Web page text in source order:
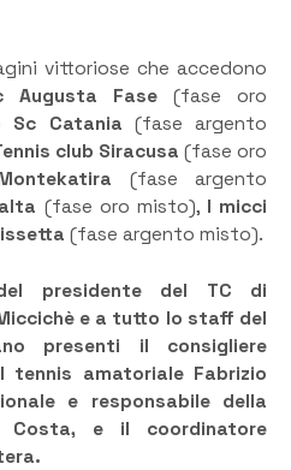
vittoriose che accedono
Augusta Fase (fase oro
Sc Catania (fase argento
club Siracusa (fase oro
(fase argento
(fase oro misto), I micci
(fase argento misto).
presidente del TC di
e a tutto lo staff del
presenti il consigliere
tennis amatoriale Fabrizio
e responsabile della
Costa, e il coordinatore